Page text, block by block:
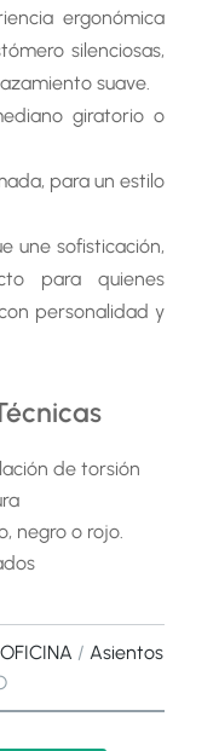
ergonómica
silenciosas,
suave.
giratorio o
para un estilo
une sofisticación,
para quienes
personalidad y
de torsión
negro o rojo.
/ Asientos